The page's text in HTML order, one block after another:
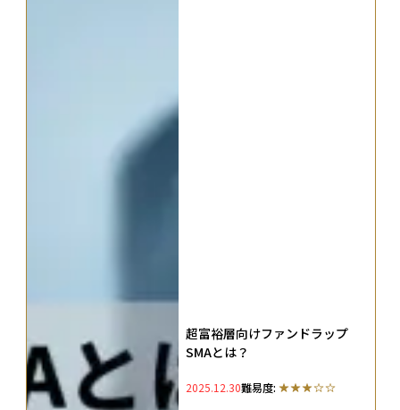
超富裕層向けファンドラップ
SMAとは？
2025.12.30難易度: